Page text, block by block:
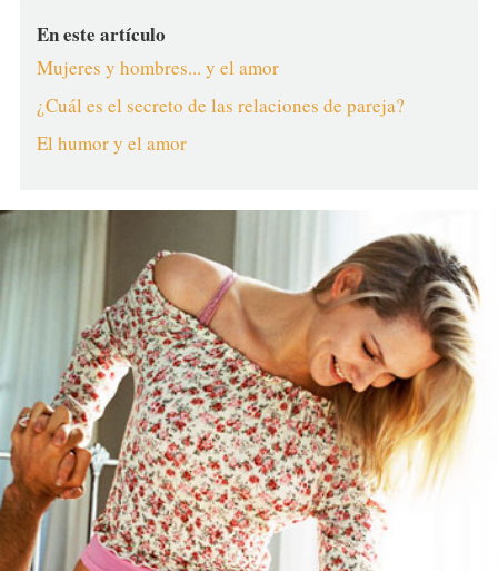
En este artículo
Mujeres y hombres... y el amor
¿Cuál es el secreto de las relaciones de pareja?
El humor y el amor